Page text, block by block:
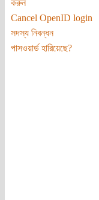
করুন
Cancel OpenID login
সদস্য নিবন্ধন
পাসওয়ার্ড হারিয়েছে?